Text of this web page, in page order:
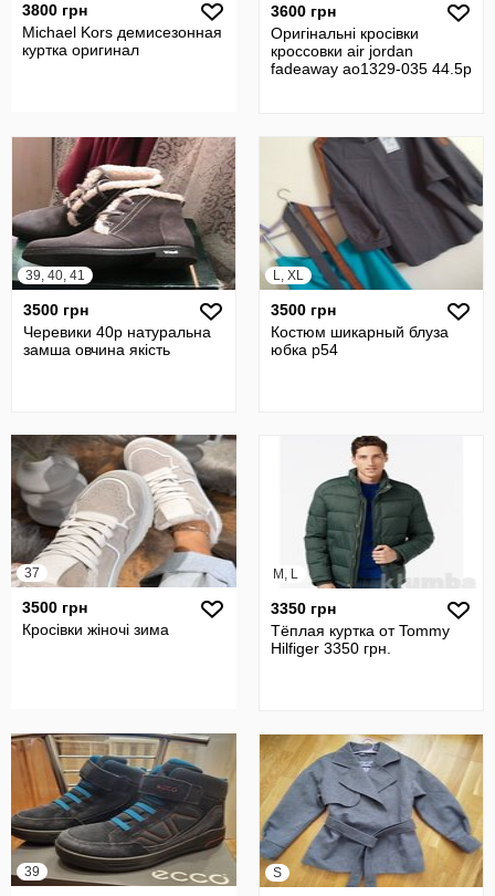
3800 грн
Michael Kors демисезонная
куртка оригинал
3600 грн
Оригінальні кросівки
кроссовки air jordan
fadeaway ao1329-035 44.5р
39, 40, 41
3500 грн
Черевики 40р натуральна
замша овчина якість
L, XL
3500 грн
Костюм шикарный блуза
юбка р54
37
3500 грн
Кросівки жіночі зима
M, L
3350 грн
Тёплая куртка от Tommy
Hilfiger 3350 грн.
39 S